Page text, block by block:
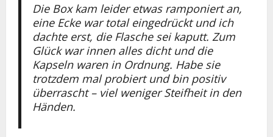
Die Box kam leider etwas ramponiert an,
eine Ecke war total eingedrückt und ich
dachte erst, die Flasche sei kaputt. Zum
Glück war innen alles dicht und die
Kapseln waren in Ordnung. Habe sie
trotzdem mal probiert und bin positiv
überrascht – viel weniger Steifheit in den
Händen.